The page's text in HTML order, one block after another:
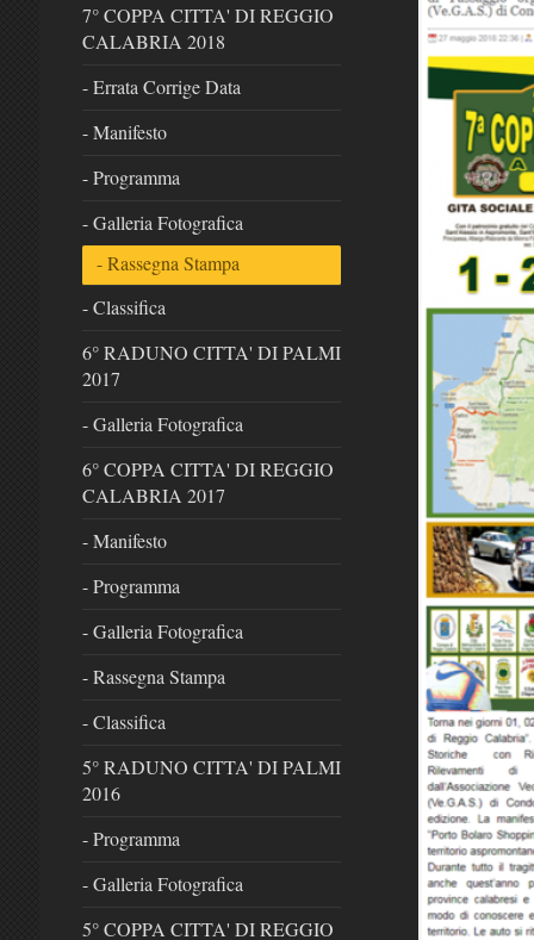
7° COPPA CITTA' DI REGGIO
CALABRIA 2018
- Errata Corrige Data
- Manifesto
- Programma
- Galleria Fotografica
- Rassegna Stampa
- Classifica
6° RADUNO CITTA' DI PALMI
2017
- Galleria Fotografica
6° COPPA CITTA' DI REGGIO
CALABRIA 2017
- Manifesto
- Programma
- Galleria Fotografica
- Rassegna Stampa
- Classifica
5° RADUNO CITTA' DI PALMI
2016
- Programma
- Galleria Fotografica
5° COPPA CITTA' DI REGGIO